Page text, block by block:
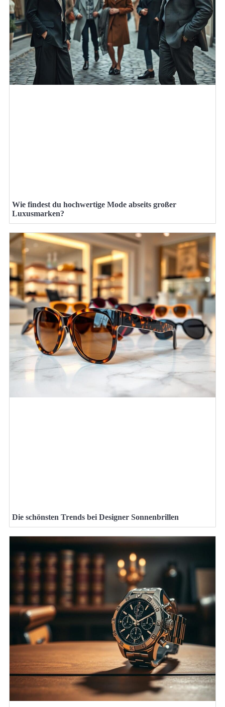
Wie findest du hochwertige Mode abseits großer
Luxusmarken?
Die schönsten Trends bei Designer Sonnenbrillen